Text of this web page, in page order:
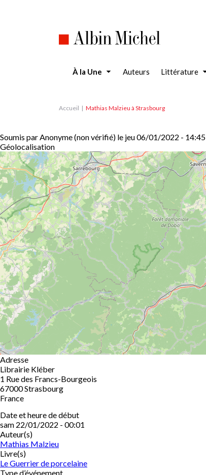
À la Une Auteurs Littérature
Accueil Mathias Malzieu à Strasbourg
Soumis parAnonyme (non vérifié) le jeu 06/01/2022 - 14:45
Géolocalisation
Adresse
Librairie Kléber
1 Rue des Francs-Bourgeois
67000Strasbourg
France
Date et heure de début
sam 22/01/2022 - 00:01
Auteur(s)
Mathias Malzieu
Livre(s)
Le Guerrier de porcelaine
Type d’événement